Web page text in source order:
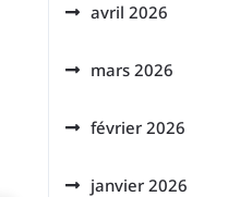
avril 2026
mars 2026
février 2026
janvier 2026